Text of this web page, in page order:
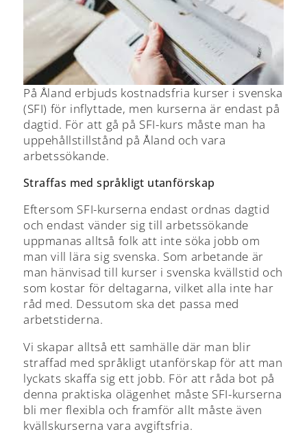
På Åland erbjuds kostnadsfria kurser i svenska
(SFI) för inflyttade, men kurserna är endast på
dagtid. För att gå på SFI-kurs måste man ha
uppehållstillstånd på Åland och vara
arbetssökande.
Straffas med språkligt utanförskap
Eftersom SFI-kurserna endast ordnas dagtid
och endast vänder sig till arbetssökande
uppmanas alltså folk att inte söka jobb om
man vill lära sig svenska. Som arbetande är
man hänvisad till kurser i svenska kvällstid och
som kostar för deltagarna, vilket alla inte har
råd med. Dessutom ska det passa med
arbetstiderna.
Vi skapar alltså ett samhälle där man blir
straffad med språkligt utanförskap för att man
lyckats skaffa sig ett jobb. För att råda bot på
denna praktiska olägenhet måste SFI-kurserna
bli mer flexibla och framför allt måste även
kvällskurserna vara avgiftsfria.